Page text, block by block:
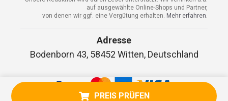
PREIS PRÜFEN
u.a. auf ausgewählte Online-Shops und Partner,
von denen wir ggf. eine Vergütung erhalten.Mehr erfahren.
Adresse
Bodenborn 43, 58452 Witten, Deutschland